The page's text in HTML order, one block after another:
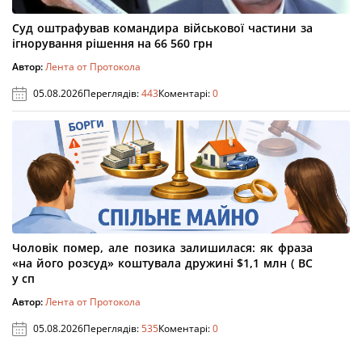
Суд оштрафував командира військової частини за
ігнорування рішення на 66 560 грн
Автор:Лента от Протокола
05.08.2026Переглядів:443Коментарі:0
Чоловік помер, але позика залишилася: як фраза
«на його розсуд» коштувала дружині $1,1 млн ( ВС
у сп
Автор:Лента от Протокола
05.08.2026Переглядів:535Коментарі:0